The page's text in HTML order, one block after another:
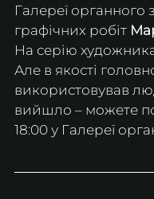
Галереї органного
графічних робіт
На серію
Але в якості
використовував
вийшло – можете
18:00 у Галереї